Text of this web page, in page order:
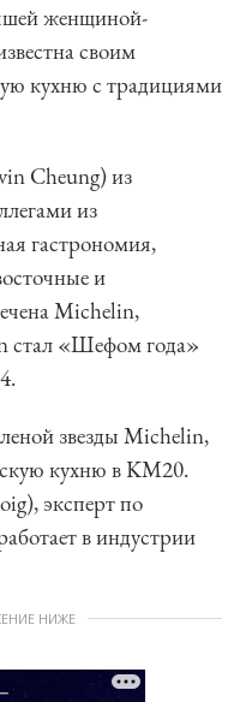
женщиной-
своим
кухню с традициями
Cheung) из
из
гастрономия,
и
Michelin,
стал «Шефом года»
звезды Michelin,
кухню в KM20.
эксперт по
в индустрии
НИЖЕ